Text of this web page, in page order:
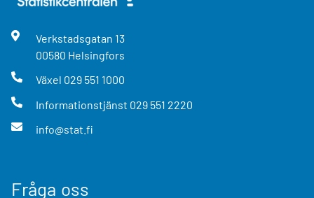
Verkstadsgatan 13
00580 Helsingfors
Växel 029 551 1000
Informationstjänst 029 551 2220
info@stat.fi
Fråga oss